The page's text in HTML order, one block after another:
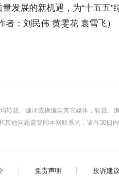
发展的新机遇，为“十五五”
者：刘民伟 黄雯花 袁雪飞）
转载、编译或摘编自其它媒体，转载、
其他问题需要同本网联系的，请在30日
免责声明 投诉建议